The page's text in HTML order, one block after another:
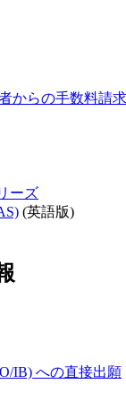
からの手数料請
ーズ
(英語版)​​​​​​​
IB) への直接出願